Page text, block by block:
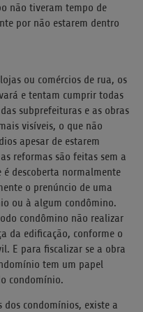
não tiveram tempo de
por não estarem dentro
ou comércios de rua, os
e tentam cumprir todas
subprefeituras e as obras
visíveis, o que não
apesar de estarem
reformas são feitas sem a
descoberta normalmente
o prenúncio de uma
ou à algum condômino.
condômino não realizar
da edificação, conforme o
E para fiscalizar se a obra
tem um papel
condomínio.
condomínios, existe a